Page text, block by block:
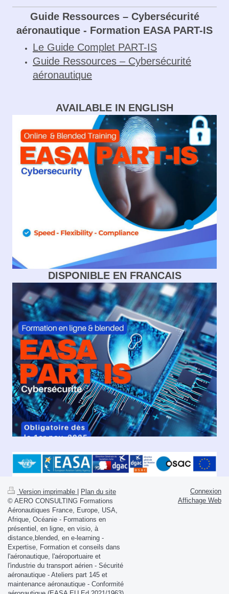
Guide Ressources – Cybersécurité
aéronautique - Formation EASA PART-IS
Le Guide Complet PART-IS
Guide Ressources – Cybersécurité
aéronautique
AVAILABLE IN ENGLISH
DISPONIBLE EN FRANCAIS
Version imprimable | Plan du site
© AERO CONSULTING Formations
Aéronautiques France, Europe, USA,
Afrique, Océanie - Formations en
présentiel, en ligne, en visio, à
distance,blended, en e-learning -
Expertise, Formation et conseils dans
l'aéronautique, l'aéroportuaire et
l'industrie du transport aérien - Sécurité
aéronautique - Ateliers part 145 et
maintenance aéronautique - Conformité
Connexion
Affichage Web